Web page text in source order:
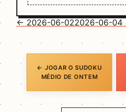
← 2026-06-022026-06-04
← JOGAR O SUDOKU
MÉDIO DE ONTEM